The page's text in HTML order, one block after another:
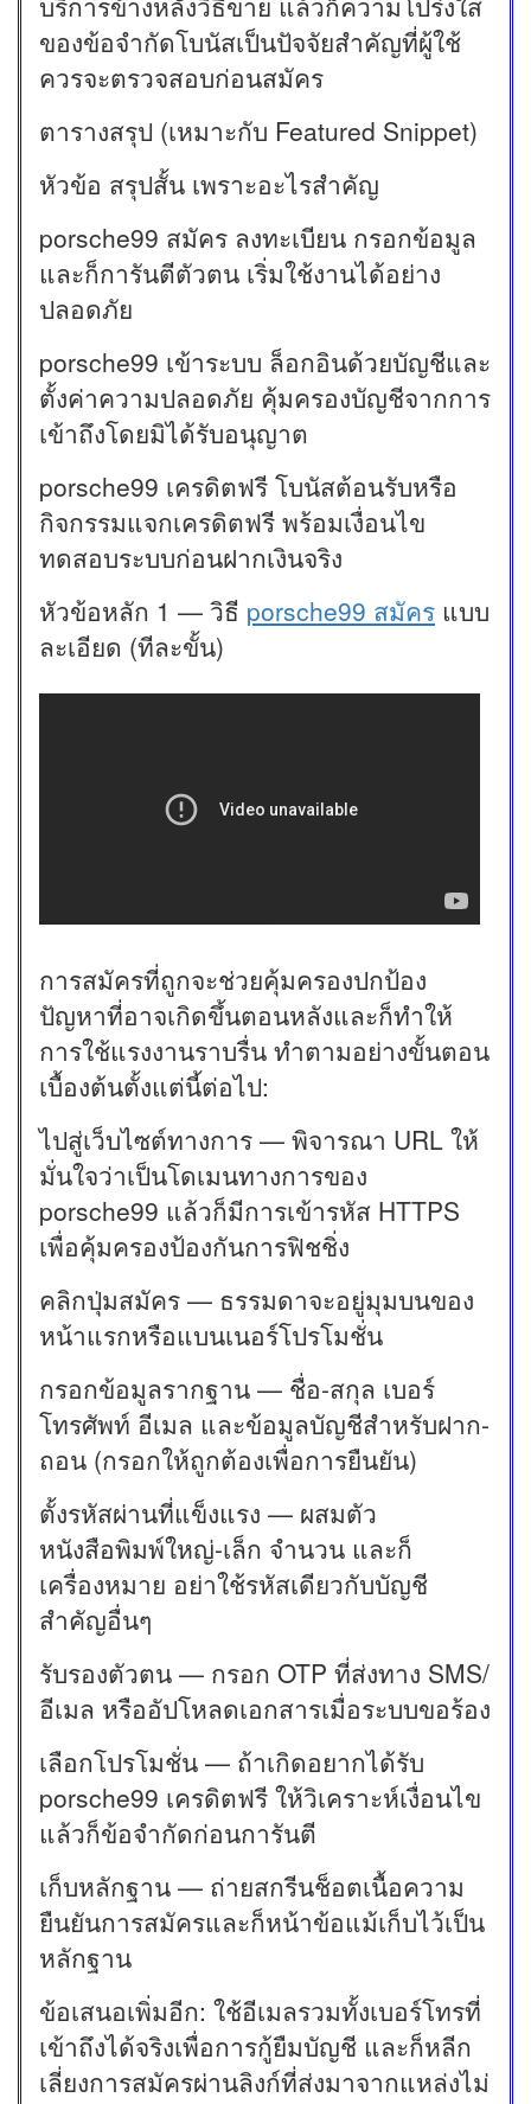
ของข้อจำกัดโบนัสเป็นปัจจัยสำคัญที่ผู้ใช้
ควรจะตรวจสอบก่อนสมัคร
ตารางสรุป (เหมาะกับ Featured Snippet)
หัวข้อ สรุปสั้น เพราะอะไรสำคัญ
porsche99 สมัคร ลงทะเบียน กรอกข้อมูล
และก็การันตีตัวตน เริ่มใช้งานได้อย่าง
ปลอดภัย
porsche99 เข้าระบบ ล็อกอินด้วยบัญชีและ
ตั้งค่าความปลอดภัย คุ้มครองบัญชีจากการ
เข้าถึงโดยมิได้รับอนุญาต
porsche99 เครดิตฟรี โบนัสต้อนรับหรือ
กิจกรรมแจกเครดิตฟรี พร้อมเงื่อนไข
ทดสอบระบบก่อนฝากเงินจริง
หัวข้อหลัก 1 — วิธี porsche99 สมัคร แบบ
ละเอียด (ทีละขั้น)
การสมัครที่ถูกจะช่วยคุ้มครองปกป้อง
ปัญหาที่อาจเกิดขึ้นตอนหลังและก็ทำให้
การใช้แรงงานราบรื่น ทำตามอย่างขั้นตอน
เบื้องต้นตั้งแต่นี้ต่อไป:
ไปสู่เว็บไซต์ทางการ — พิจารณา URL ให้
มั่นใจว่าเป็นโดเมนทางการของ
porsche99 แล้วก็มีการเข้ารหัส HTTPS
เพื่อคุ้มครองป้องกันการฟิชชิ่ง
คลิกปุ่มสมัคร — ธรรมดาจะอยู่มุมบนของ
หน้าแรกหรือแบนเนอร์โปรโมชั่น
กรอกข้อมูลรากฐาน — ชื่อ-สกุล เบอร์
โทรศัพท์ อีเมล และข้อมูลบัญชีสำหรับฝาก-
ถอน (กรอกให้ถูกต้องเพื่อการยืนยัน)
ตั้งรหัสผ่านที่แข็งแรง — ผสมตัว
หนังสือพิมพ์ใหญ่-เล็ก จำนวน และก็
เครื่องหมาย อย่าใช้รหัสเดียวกับบัญชี
สำคัญอื่นๆ
รับรองตัวตน — กรอก OTP ที่ส่งทาง SMS/
อีเมล หรืออัปโหลดเอกสารเมื่อระบบขอร้อง
เลือกโปรโมชั่น — ถ้าเกิดอยากได้รับ
porsche99 เครดิตฟรี ให้วิเคราะห์เงื่อนไข
แล้วก็ข้อจำกัดก่อนการันตี
เก็บหลักฐาน — ถ่ายสกรีนช็อตเนื้อความ
ยืนยันการสมัครและก็หน้าข้อแม้เก็บไว้เป็น
หลักฐาน
ข้อเสนอเพิ่มอีก: ใช้อีเมลรวมทั้งเบอร์โทรที่
เข้าถึงได้จริงเพื่อการกู้ยืมบัญชี และก็หลีก
เลี่ยงการสมัครผ่านลิงก์ที่ส่งมาจากแหล่งไม่